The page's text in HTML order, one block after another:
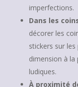
imperfections.
Dans les
décorer les
stickers sur
dimension à la
ludiques.
À proximité